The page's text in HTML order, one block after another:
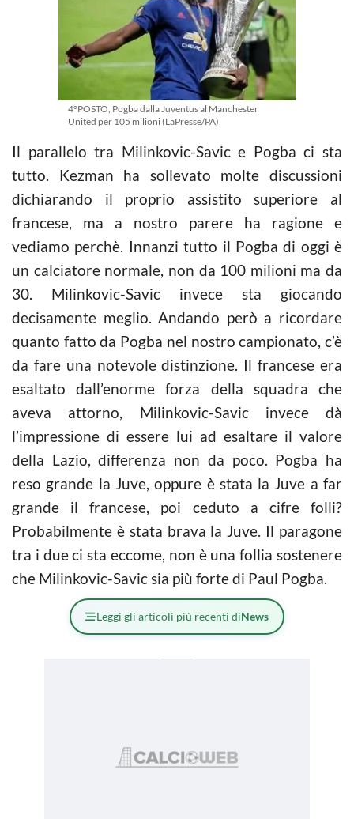
4°POSTO, Pogba dalla Juventus al Manchester
United per 105 milioni (LaPresse/PA)
Il parallelo tra Milinkovic-Savic e Pogba ci sta
tutto. Kezman ha sollevato molte discussioni
dichiarando il proprio assistito superiore al
francese, ma a nostro parere ha ragione e
vediamo perchè. Innanzi tutto il Pogba di oggi è
un calciatore normale, non da 100 milioni ma da
30. Milinkovic-Savic invece sta giocando
decisamente meglio. Andando però a ricordare
quanto fatto da Pogba nel nostro campionato, c’è
da fare una notevole distinzione. Il francese era
esaltato dall’enorme forza della squadra che
aveva attorno, Milinkovic-Savic invece dà
l’impressione di essere lui ad esaltare il valore
della Lazio, differenza non da poco. Pogba ha
reso grande la Juve, oppure è stata la Juve a far
grande il francese, poi ceduto a cifre folli?
Probabilmente è stata brava la Juve. Il paragone
tra i due ci sta eccome, non è una follia sostenere
che Milinkovic-Savic sia più forte di Paul Pogba.
Leggi gli articoli più recenti diNews